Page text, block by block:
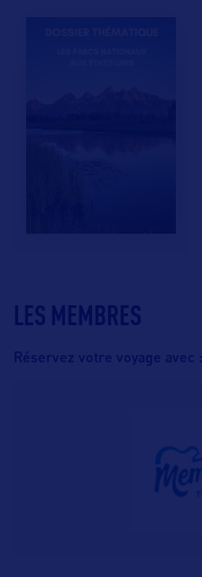
LES MEMBRES
Réservez votre voyage avec :